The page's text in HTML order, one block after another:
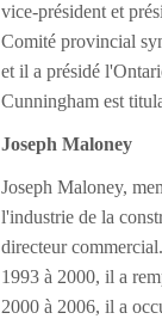
vice-président et
Comité provincial
et il a présidé
Cunningham est
Joseph Maloney
Joseph Maloney,
l'industrie de la
directeur
1993 à 2000, il a
2000 à 2006, il a